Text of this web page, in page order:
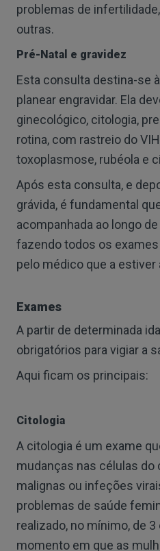
problemas de
outras.
Pré-Natal e gravidez
Esta consulta destina-se
planear engravidar. Ela
ginecológico, citologia,
rotina, com rastreio do
toxoplasmose, rubéola e
Após esta consulta, e
grávida, é fundamental
acompanhada ao longo
fazendo todos os
pelo médico que a estiver
Exames
A partir de determinada
obrigatórios para vigiar a
Aqui ficam os principais:
Citologia
A citologia é um exame
mudanças nas células do
malignas ou infeções
problemas de saúde
realizado, no mínimo, de
momento em que as